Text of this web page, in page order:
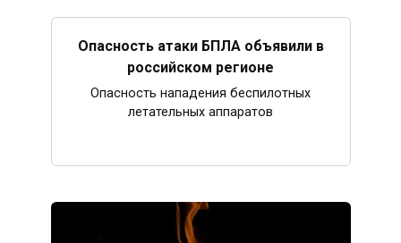
Опасность атаки БПЛА объявили в
российском регионе
Опасность нападения беспилотных
летательных аппаратов